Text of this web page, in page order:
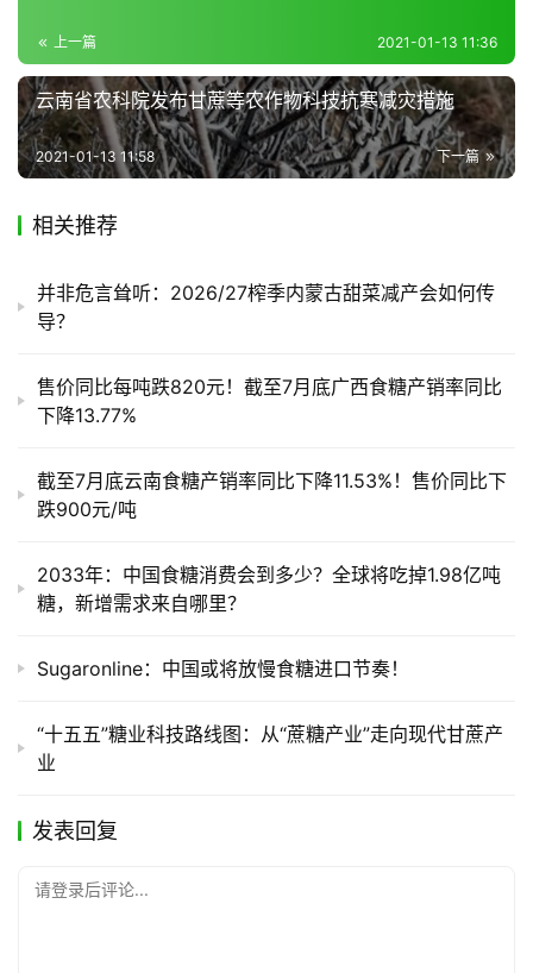
储
运
上一篇 2021-01-13 11:36
云南省农科院发布甘蔗等农作物科技抗寒减灾措施
下一篇
2021-01-13 11:58
相关推荐
并非危言耸听：2026/27榨季内蒙古甜菜减产会如何传
导？
售价同比每吨跌820元！截至7月底广西食糖产销率同比
下降13.77%
截至7月底云南食糖产销率同比下降11.53%！售价同比下
跌900元/吨
2033年：中国食糖消费会到多少？全球将吃掉1.98亿吨
糖，新增需求来自哪里？
Sugaronline：中国或将放慢食糖进口节奏！
“十五五”糖业科技路线图：从“蔗糖产业”走向现代甘蔗产
业
发表回复
请登录后评论...